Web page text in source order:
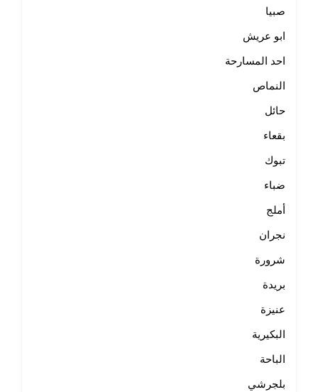
صبيا
ابو عريش
احد المسارحة
النماص
حائل
بقعاء
تبوك
ضباء
أملج
نجران
شرورة
بريدة
عنيزة
البكيرية
الباحة
بلجرشي